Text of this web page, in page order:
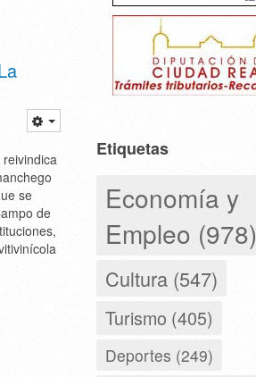
se
de
Etiquetas
Economía y
Empleo (978)
Cultura (547)
Turismo (405)
Deportes (249)